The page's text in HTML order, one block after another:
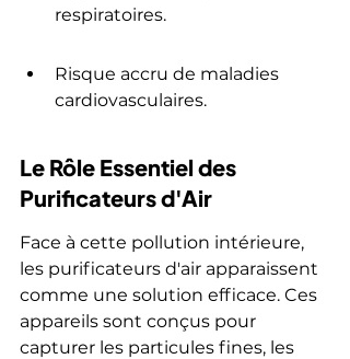
respiratoires.
Risque accru de maladies
cardiovasculaires.
Le Rôle Essentiel des
Purificateurs d'Air
Face à cette pollution intérieure,
les purificateurs d'air apparaissent
comme une solution efficace. Ces
appareils sont conçus pour
capturer les particules fines, les